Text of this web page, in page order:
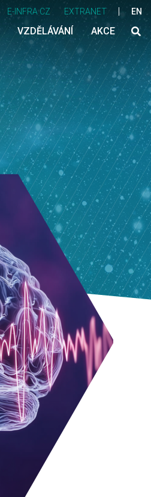
E-INFRA CZ EXTRANET EN
VZDĚLÁVÁNÍ AKCE